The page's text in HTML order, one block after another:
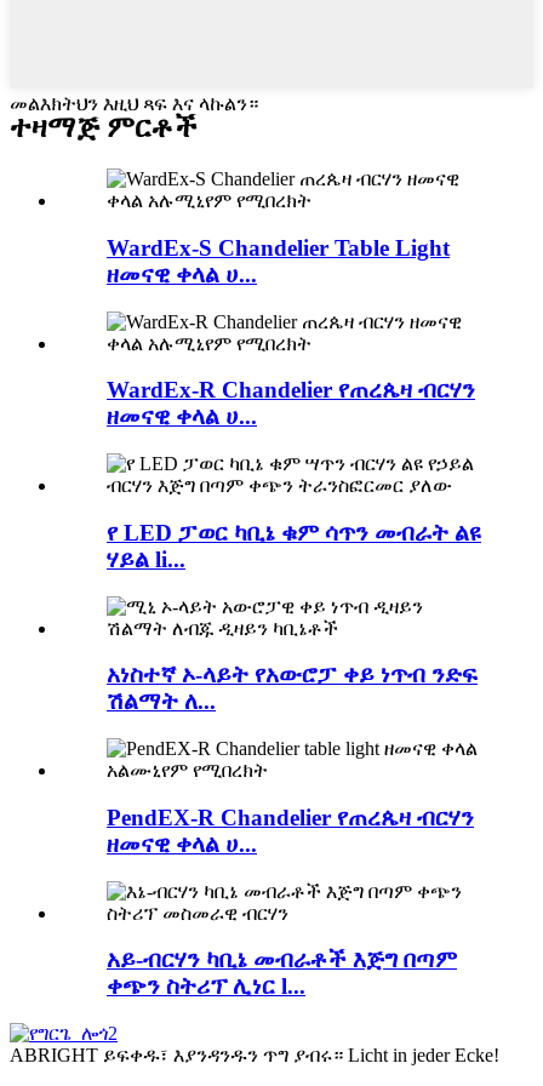
መልእክትህን እዚህ ጻፍ እና ላኩልን።
ተዛማጅ ምርቶች
WardEx-S Chandelier Table Light
ዘመናዊ ቀላል ሀ...
WardEx-R Chandelier የጠረጴዛ ብርሃን
ዘመናዊ ቀላል ሀ...
የ LED ፓወር ካቢኔ ቁም ሳጥን መብራት ልዩ
ሃይል li...
አነስተኛ ኦ-ላይት የአውሮፓ ቀይ ነጥብ ንድፍ
ሽልማት ለ...
PendEX-R Chandelier የጠረጴዛ ብርሃን
ዘመናዊ ቀላል ሀ...
አይ-ብርሃን ካቢኔ መብራቶች እጅግ በጣም
ቀጭን ስትሪፕ ሊነር l...
ABRIGHT ይፍቀዱ፣ እያንዳንዱን ጥግ ያብሩ። Licht in jeder Ecke!